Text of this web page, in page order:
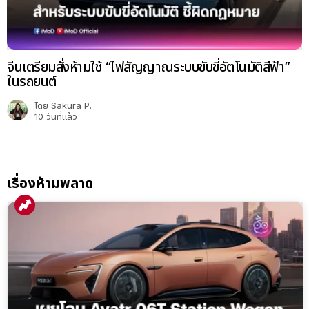
จีนเตรียมสั่งห้ามใช้ “ไฟสัญญาณระบบขับขี่อัตโนมัติสีฟ้า”
ในรถยนต์
โดย Sakura P.
10 วันที่แล้ว
เรื่องห้ามพลาด